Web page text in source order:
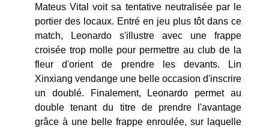
Mateus Vital voit sa tentative neutralisée par le
portier des locaux. Entré en jeu plus tôt dans ce
match, Leonardo s'illustre avec une frappe
croisée trop molle pour permettre au club de la
fleur d'orient de prendre les devants. Lin
Xinxiang vendange une belle occasion d'inscrire
un doublé. Finalement, Leonardo permet au
double tenant du titre de prendre l'avantage
grâce à une belle frappe enroulée, sur laquelle